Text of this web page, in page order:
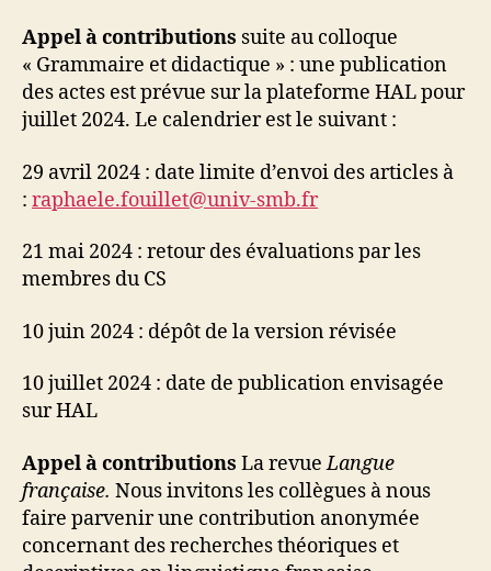
Appel à contributions suite au colloque
« Grammaire et didactique » : une publication
des actes est prévue sur la plateforme HAL pour
juillet 2024. Le calendrier est le suivant :
29 avril 2024 : date limite d’envoi des articles à
: raphaele.fouillet@univ-smb.fr
21 mai 2024 : retour des évaluations par les
membres du CS
10 juin 2024 : dépôt de la version révisée
10 juillet 2024 : date de publication envisagée
sur HAL
Appel à contributions La revueLangue
française. Nous invitons les collègues à nous
faire parvenir une contribution anonymée
concernant des recherches théoriques et